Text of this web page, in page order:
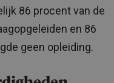
86 procent van de
en 86
geen opleiding.